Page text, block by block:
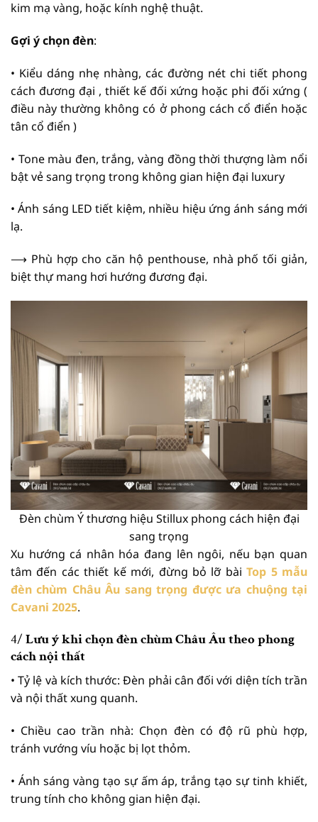
kim mạ vàng, hoặc kính nghệ thuật.
Gợi ý chọn đèn:
• Kiểu dáng nhẹ nhàng, các đường nét chi tiết phong
cách đương đại , thiết kế đối xứng hoặc phi đối xứng (
điều này thường không có ở phong cách cổ điển hoặc
tân cổ điển )
• Tone màu đen, trắng, vàng đồng thời thượng làm nổi
bật vẻ sang trọng trong không gian hiện đại luxury
• Ánh sáng LED tiết kiệm, nhiều hiệu ứng ánh sáng mới
lạ.
⟶ Phù hợp cho căn hộ penthouse, nhà phố tối giản,
biệt thự mang hơi hướng đương đại.
Đèn chùm Ý thương hiệu Stillux phong cách hiện đại
sang trọng
Xu hướng cá nhân hóa đang lên ngôi, nếu bạn quan
tâm đến các thiết kế mới, đừng bỏ lỡ bàiTop 5 mẫu
đèn chùm Châu Âu sang trọng được ưa chuộng tại
Cavani 2025.
4/ Lưu ý khi chọn đèn chùm Châu Âu theo phong
cách nội thất
• Tỷ lệ và kích thước: Đèn phải cân đối với diện tích trần
và nội thất xung quanh.
• Chiều cao trần nhà: Chọn đèn có độ rũ phù hợp,
tránh vướng víu hoặc bị lọt thỏm.
• Ánh sáng vàng tạo sự ấm áp, trắng tạo sự tinh khiết,
trung tính cho không gian hiện đại.